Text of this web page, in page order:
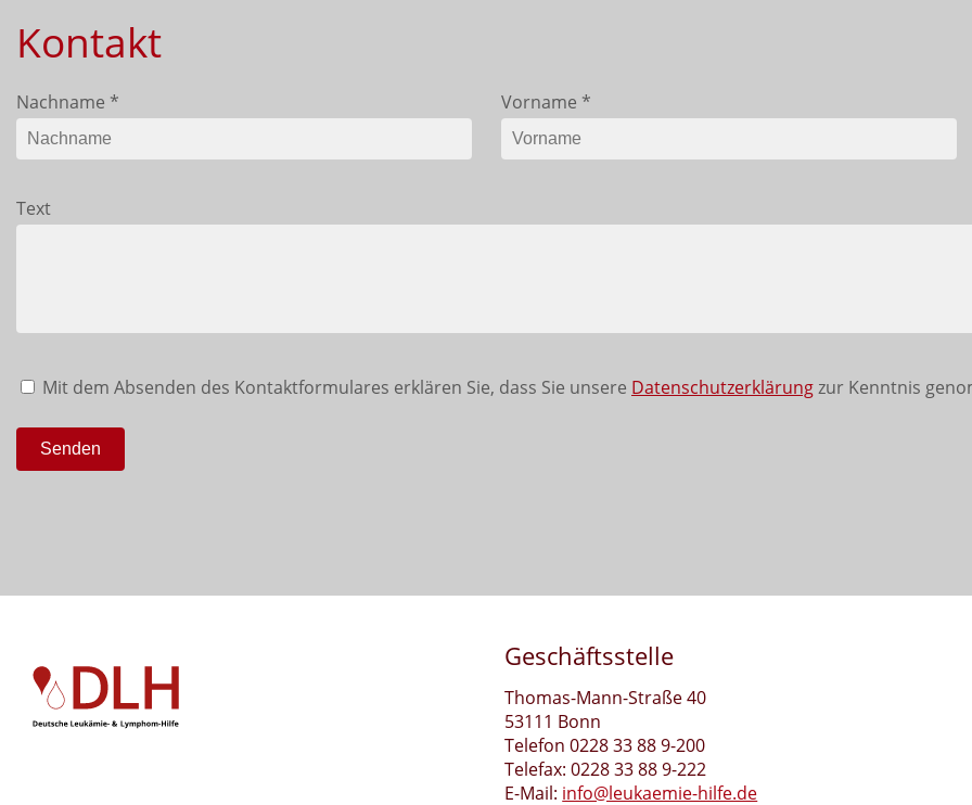
Kontakt
Nachname * Vorname *
Text
Mit dem Absenden des Kontaktformulares erklären Sie, dass Sie unsere Datenschutzerklärungzur Kenntnis
Senden
Geschäftsstelle
Thomas-Mann-Straße 40
53111 Bonn
Telefon 0228 33 88 9-200
Telefax: 0228 33 88 9-222
E-Mail: info@leukaemie-hilfe.de